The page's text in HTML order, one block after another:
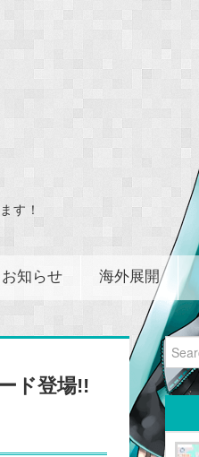
す！
お知らせ 海外展開
ド登場!!
Search
for: